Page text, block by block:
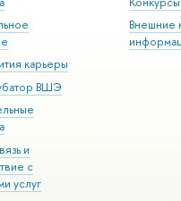
карьеры
ВШЭ
и
с
услуг
Внешние